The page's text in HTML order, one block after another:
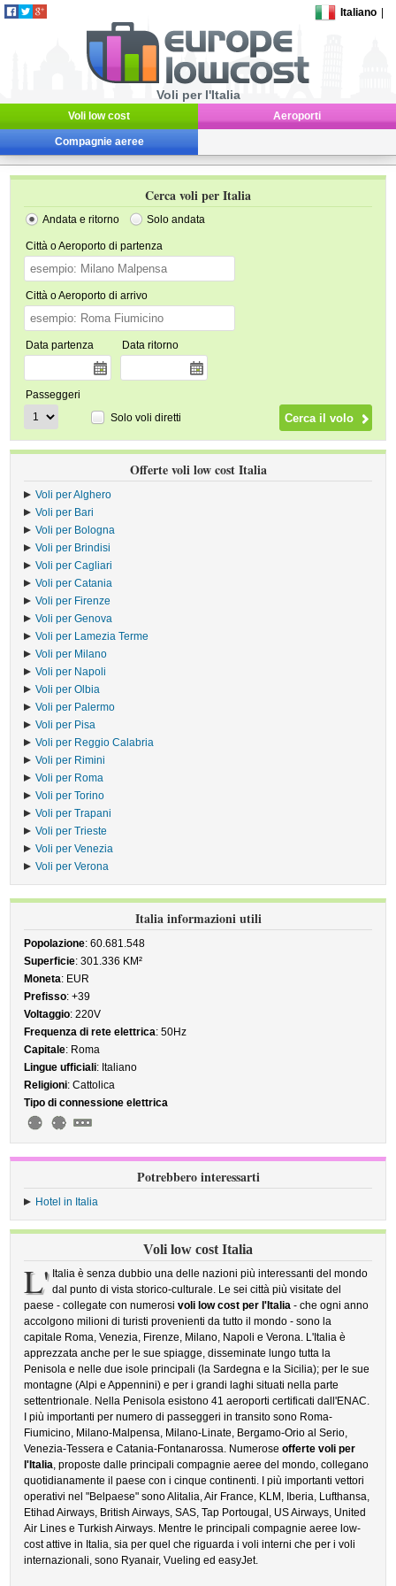
Italiano
Voli per l'Italia
Voli low cost Aeroporti
Compagnie aeree
Cerca voli per Italia
Andata e ritorno Solo andata
Città o Aeroporto di partenza
Città o Aeroporto di arrivo
Data partenza Data ritorno
Passeggeri
Solo voli diretti
Offerte voli low cost Italia
Voli per Alghero
Voli per Bari
Voli per Bologna
Voli per Brindisi
Voli per Cagliari
Voli per Catania
Voli per Firenze
Voli per Genova
Voli per Lamezia Terme
Voli per Milano
Voli per Napoli
Voli per Olbia
Voli per Palermo
Voli per Pisa
Voli per Reggio Calabria
Voli per Rimini
Voli per Roma
Voli per Torino
Voli per Trapani
Voli per Trieste
Voli per Venezia
Voli per Verona
Italia informazioni utili
Popolazione: 60.681.548
Superficie: 301.336 KM²
Moneta: EUR
Prefisso: +39
Voltaggio: 220V
Frequenza di rete elettrica: 50Hz
Capitale: Roma
Lingue ufficiali: Italiano
Religioni: Cattolica
Tipo di connessione elettrica
Potrebbero interessarti
Hotel in Italia
Voli low cost Italia
L' Italia è senza dubbio una delle nazioni più interessanti del mondo
dal punto di vista storico-culturale. Le sei città più visitate del
paese - collegate con numerosivoli low cost per l'Italia - che ogni anno
accolgono milioni di turisti provenienti da tutto il mondo - sono la
capitale Roma, Venezia, Firenze, Milano, Napoli e Verona. L'Italia è
apprezzata anche per le sue spiagge, disseminate lungo tutta la
Penisola e nelle due isole principali (la Sardegna e la Sicilia); per le sue
montagne (Alpi e Appennini) e per i grandi laghi situati nella parte
settentrionale. Nella Penisola esistono 41 aeroporti certificati dall'ENAC.
I più importanti per numero di passeggeri in transito sono Roma-
Fiumicino, Milano-Malpensa, Milano-Linate, Bergamo-Orio al Serio,
Venezia-Tessera e Catania-Fontanarossa. Numeroseofferte voli per
l'Italia, proposte dalle principali compagnie aeree del mondo, collegano
quotidianamente il paese con i cinque continenti. I più importanti vettori
operativi nel "Belpaese" sono Alitalia, Air France, KLM, Iberia, Lufthansa,
Etihad Airways, British Airways, SAS, Tap Portougal, US Airways, United
Air Lines e Turkish Airways. Mentre le principali compagnie aeree low-
cost attive in Italia, sia per quel che riguarda i voli interni che per i voli
internazionali, sono Ryanair, Vueling ed easyJet.